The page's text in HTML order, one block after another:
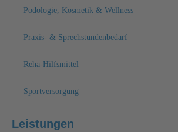
Podologie, Kosmetik & Wellness
Praxis- & Sprechstundenbedarf
Reha-Hilfsmittel
Sportversorgung
Leistungen